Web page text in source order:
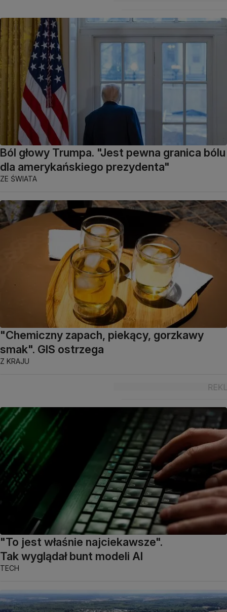
Ból głowy Trumpa. "Jest pewna granica bólu
dla amerykańskiego prezydenta"
ZE ŚWIATA
"Chemiczny zapach, piekący, gorzkawy
smak". GIS ostrzega
Z KRAJU
"To jest właśnie najciekawsze".
Tak wyglądał bunt modeli AI
TECH